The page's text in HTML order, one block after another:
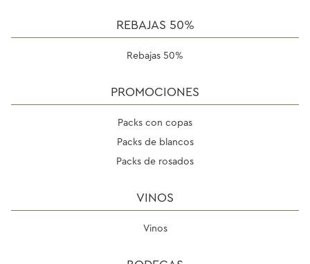
REBAJAS 50%
Rebajas 50%
PROMOCIONES
Packs con copas
Packs de blancos
Packs de rosados
VINOS
Vinos